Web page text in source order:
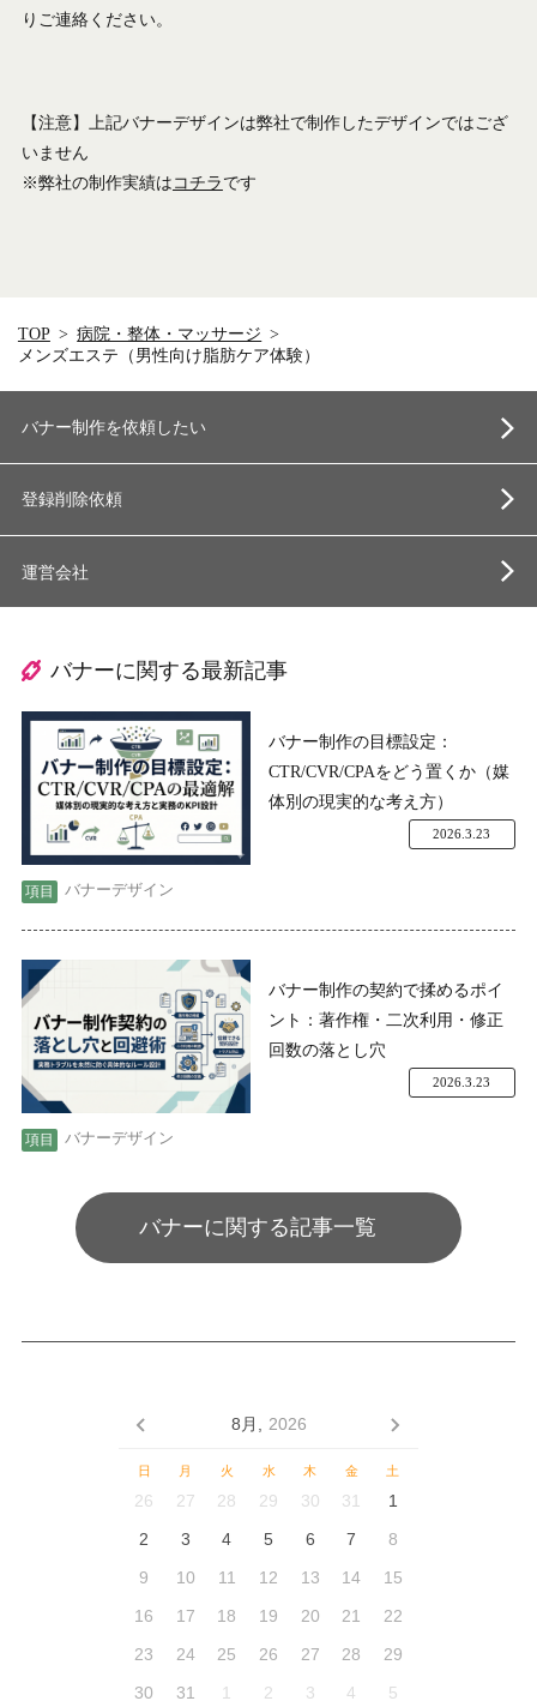
りご連絡ください。
【注意】上記バナーデザインは弊社で制作したデザインではござ
いません
※弊社の制作実績はコチラです
TOP
病院・整体・マッサージ
メンズエステ（男性向け脂肪ケア体験）
バナー制作を依頼したい
登録削除依頼
運営会社
バナーに関する最新記事
バナー制作の目標設定：
CTR/CVR/CPAをどう置くか（媒
体別の現実的な考え方）
バナーデザイン
2026.3.23
バナー制作の契約で揉めるポイ
ント：著作権・二次利用・修正
回数の落とし穴
バナーデザイン
2026.3.23
バナーに関する記事一覧
8月, 2026
日 月 火 水 木 金 土
26 27 28 29 30 31
1
2
3 4 5 6 7
8
9
10 11 12 13 14
15
16
17 18 19 20 21
22
23
24 25 26 27 28
29
30
31 1 2 3 4 5